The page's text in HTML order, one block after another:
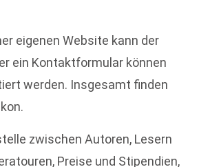
eigenen Website kann der
ein Kontaktformular können
werden. Insgesamt finden
zwischen Autoren, Lesern
Preise und Stipendien,